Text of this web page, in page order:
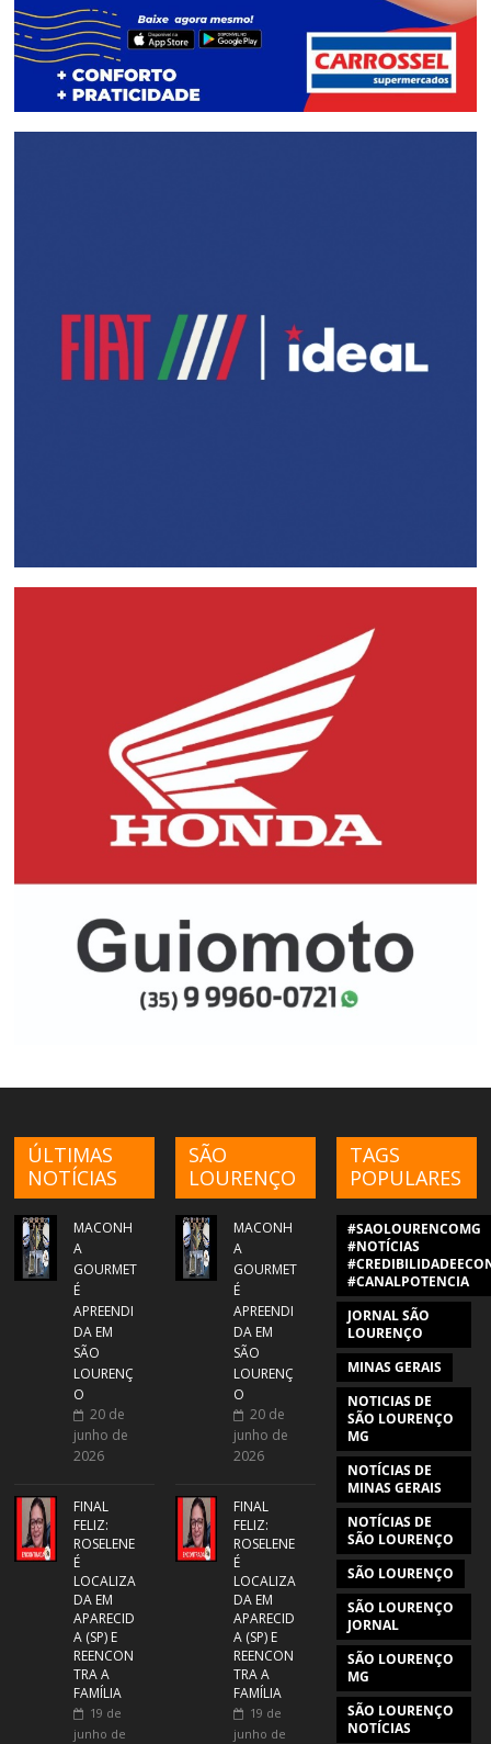
ÚLTIMAS
NOTÍCIAS
MACONH
A
GOURMET
É
APREENDI
DA EM
SÃO
LOURENÇ
O
20 de
junho de
2026
FINAL
FELIZ:
ROSELENE
É
LOCALIZA
DA EM
APARECID
A (SP) E
REENCON
TRA A
FAMÍLIA
19 de
junho de
SÃO
LOURENÇO
MACONH
A
GOURMET
É
APREENDI
DA EM
SÃO
LOURENÇ
O
20 de
junho de
2026
FINAL
FELIZ:
ROSELENE
É
LOCALIZA
DA EM
APARECID
A (SP) E
REENCON
TRA A
FAMÍLIA
19 de
junho de
TAGS
POPULARES
#SAOLOURENCOMG
#NOTÍCIAS
#CANALPOTENCIA
JORNAL SÃO
LOURENÇO
MINAS GERAIS
NOTICIAS DE
SÃO LOURENÇO
MG
NOTÍCIAS DE
MINAS GERAIS
NOTÍCIAS DE
SÃO LOURENÇO
SÃO LOURENÇO
SÃO LOURENÇO
JORNAL
SÃO LOURENÇO
MG
SÃO LOURENÇO
NOTÍCIAS